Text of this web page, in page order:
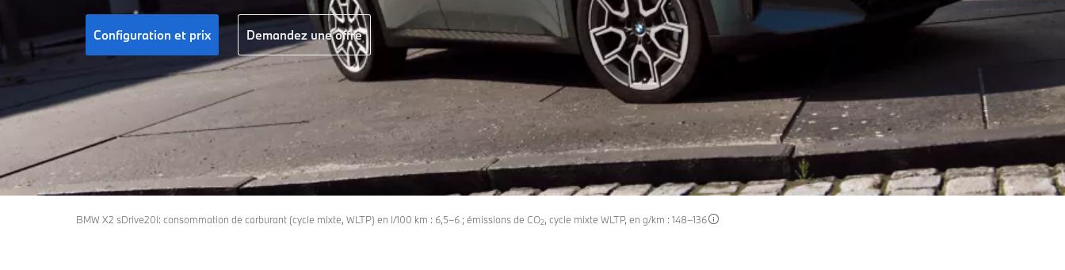
Configuration et prix Demandez une offre
BMW X2 sDrive20i: consommation de carburant (cycle mixte, WLTP) en l/100 km : 6,5–6 ; émissions de CO2, cycle mixte WLTP, en g/km : 148–136